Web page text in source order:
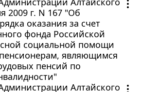
2009 г. N 167 "Об
оказания за счет
фонда Российской
социальной помощи
являющимся
пенсий по
Алтайского